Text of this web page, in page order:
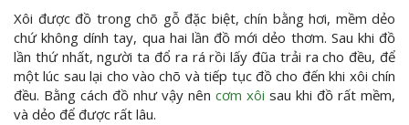
Xôi được đồ trong chõ gỗ đặc biệt, chín bằng hơi, mềm dẻo
chứ không dính tay, qua hai lần đồ mới dẻo thơm. Sau khi đồ
lần thứ nhất, người ta đổ ra rá rồi lấy đũa trải ra cho đều, để
một lúc sau lại cho vào chõ và tiếp tục đồ cho đến khi xôi chín
đều. Bằng cách đồ như vậy nên cơm xôi sau khi đồ rất mềm,
và dẻo để được rất lâu.